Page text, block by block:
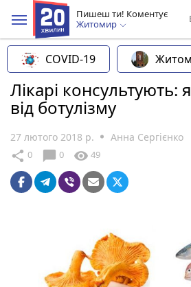
Пишеш ти! Коментує
Житомир
COVID-19
Лікарі консультують:
від ботулізму
27 лютого 2018 р. Анна Сергієнко
share 0 chat_bubble 0 visibility 49